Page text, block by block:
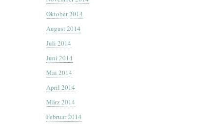
Oktober 2014
August 2014
Juli 2014
Juni 2014
Mai 2014
April 2014
März 2014
Februar 2014